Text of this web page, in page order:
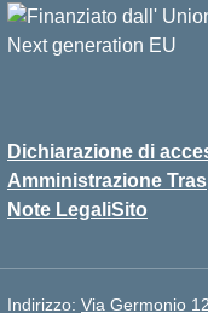
Dichiarazione di
Amministrazione
Note LegaliSito
Indirizzo: Via Germonio